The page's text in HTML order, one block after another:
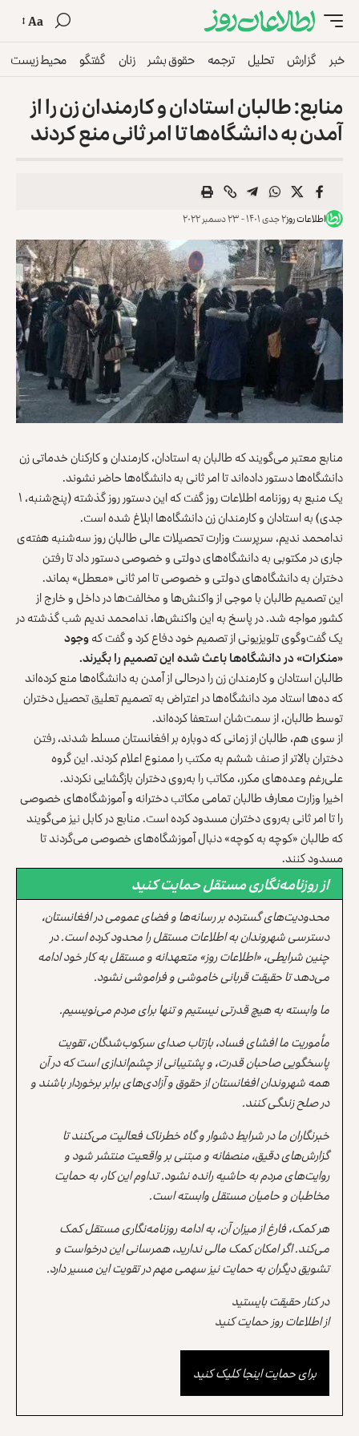
Aa
خبر گزارش تحلیل ترجمه حقوق بشر زنان گفتگو محیط زیست
منابع: طالبان استادان و کارمندان زن را از
آمدن به دانشگاه‌ها تا امر ثانی منع کردند
اطلاعات روز۲ جدی ۱۴۰۱ - ۲۳ دسمبر ۲۰۲۲
منابع معتبر می‌گویند که طالبان به استادان، کارمندان و کارکنان خدماتی زن
دانشگاه‌ها دستور داده‌اند تا امر ثانی به دانشگاه‌ها حاضر نشوند.
یک منبع به روزنامه اطلاعات روز گفت که این دستور روز گذشته (پنج‌شنبه، ۱
جدی) به استادان و کارمندان زن دانشگاه‌ها ابلاغ شده است.
ندامحمد ندیم، سرپرست وزارت تحصیلات عالی طالبان روز سه‌شنبه هفته‌ی
جاری در مکتوبی به دانشگاه‌های دولتی و خصوصی دستور داد تا رفتن
دختران به دانشگاه‌های دولتی و خصوصی تا امر ثانی «معطل» بماند.
این تصمیم طالبان با موجی از واکنش‌ها و مخالفت‌ها در داخل و خارج از
کشور مواجه شد. در پاسخ به این واکنش‌ها، ندامحمد ندیم شب گذشته در
یک گفت‌وگوی تلویزیونی از تصمیم خود دفاع کرد و گفت کهوجود
«منکرات» در دانشگاه‌ها باعث شده این تصمیم را بگیرند.
طالبان استادان و کارمندان زن را درحالی از آمدن به دانشگاه‌ها منع کرده‌اند
که ده‌ها استاد مرد دانشگاه‌ها در اعتراض به تصمیم تعلیق تحصیل دختران
توسط طالبان، از سمت‌شان استعفا کرده‌اند.
از سوی هم، طالبان از زمانی که دوباره بر افغانستان مسلط شدند، رفتن
دختران بالاتر از صنف ششم به مکتب را ممنوع اعلام کردند. این گروه
علی‌رغم وعده‌های مکرر، مکاتب را به‌روی دختران بازگشایی نکردند.
اخیرا وزارت معارف طالبان تمامی مکاتب دخترانه و آموزشگاه‌های خصوصی
را تا امر ثانی به‌روی دختران مسدود کرده است. منابع در کابل نیز می‌گویند
که طالبان «کوچه به کوچه» دنبال آموزشگاه‌های خصوصی می‌گردند تا
مسدود کنند.
از روزنامه‌نگاری مستقل حمایت کنید
محدودیت‌های گسترده بر رسانه‌ها و فضای عمومی در افغانستان،
دسترسی شهروندان به اطلاعات مستقل را محدود کرده است. در
چنین شرایطی، «اطلاعات روز» متعهدانه و مستقل به کار خود ادامه
می‌دهد تا حقیقت قربانی خاموشی و فراموشی نشود.
ما وابسته به هیچ قدرتی نیستیم و تنها برای مردم می‌نویسیم.
مأموریت ما افشای فساد، بازتاب صدای سرکوب‌شدگان، تقویت
پاسخگویی صاحبان قدرت، و پشتیبانی از چشم‌اندازی است که در آن
همه شهروندان افغانستان از حقوق و آزادی‌های برابر برخوردار باشند و
در صلح زندگی کنند.
خبرنگاران ما در شرایط دشوار و گاه خطرناک فعالیت می‌کنند تا
گزارش‌های دقیق، منصفانه و مبتنی بر واقعیت منتشر شود و
روایت‌های مردم به حاشیه رانده نشود. تداوم این کار، به حمایت
مخاطبان و حامیان مستقل وابسته است.
هر کمک، فارغ از میزان آن، به ادامه روزنامه‌نگاری مستقل کمک
می‌کند. اگر امکان کمک مالی ندارید، همرسانی این درخواست و
تشویق دیگران به حمایت نیز سهمی مهم در تقویت این مسیر دارد.
در کنار حقیقت بایستید
از اطلاعات روز حمایت کنید
برای حمایت اینجا کلیک کنید